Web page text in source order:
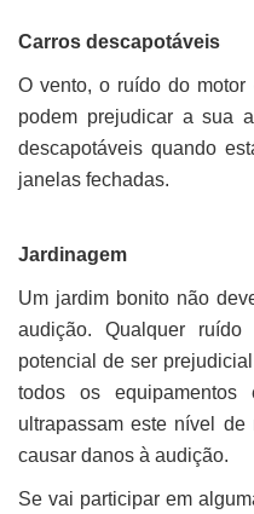
Carros descapotáveis
O vento, o ruído do
podem prejudicar a sua
descapotáveis quando
janelas fechadas.
Jardinagem
Um jardim bonito não
audição. Qualquer
potencial de ser
todos os equipamentos
ultrapassam este nível de
causar danos à audição.
Se vai participar em